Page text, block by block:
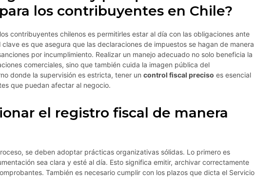
los contribuyentes en Chile?
contribuyentes chilenos es permitirles estar al día con las obligaciones ante
es que asegura que las declaraciones de impuestos se hagan de manera
por incumplimiento. Realizar un manejo adecuado no solo beneficia la
comerciales, sino que también cuida la imagen pública del
donde la supervisión es estricta, tener un control fiscal preciso es esencial
que puedan afectar al negocio.
el registro fiscal de manera
se deben adoptar prácticas organizativas sólidas. Lo primero es
sea clara y esté al día. Esto significa emitir, archivar correctamente
También es necesario cumplir con los plazos que dicta el Servicio